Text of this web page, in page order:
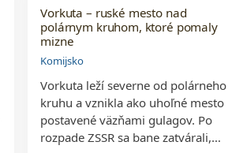
Vorkuta – ruské mesto nad
polárnym kruhom, ktoré pomaly
mizne
Komijsko
Vorkuta leží severne od polárneho
kruhu a vznikla ako uhoľné mesto
postavené väzňami gulagov. Po
rozpade ZSSR sa bane zatvárali,…